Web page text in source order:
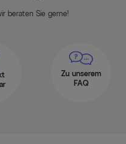
beraten Sie gerne!
Zu unserem
FAQ